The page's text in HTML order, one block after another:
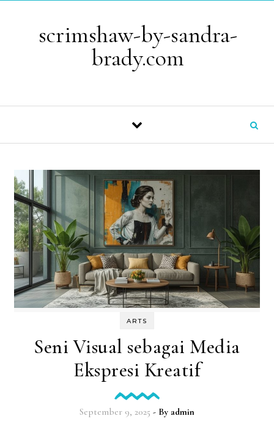
scrimshaw-by-sandra-
brady.com
ARTS
Seni Visual sebagai Media
Ekspresi Kreatif
September 9, 2025 - By admin